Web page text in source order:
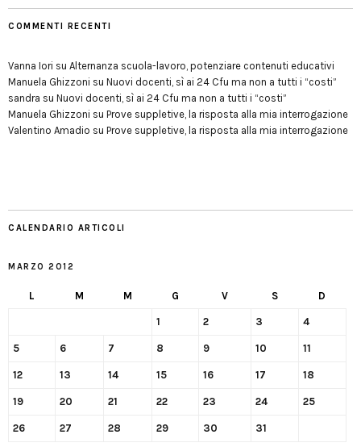
COMMENTI RECENTI
Vanna Iori su Alternanza scuola-lavoro, potenziare contenuti educativi
Manuela Ghizzoni su Nuovi docenti, sì ai 24 Cfu ma non a tutti i “costi”
sandra su Nuovi docenti, sì ai 24 Cfu ma non a tutti i “costi”
Manuela Ghizzoni su Prove suppletive, la risposta alla mia interrogazione
Valentino Amadio su Prove suppletive, la risposta alla mia interrogazione
CALENDARIO ARTICOLI
MARZO 2012
L M M G V S D
1 2 3 4
5 6 7 8 9 10 11
12 13 14 15 16 17 18
19 20 21 22 23 24 25
26 27 28 29 30 31